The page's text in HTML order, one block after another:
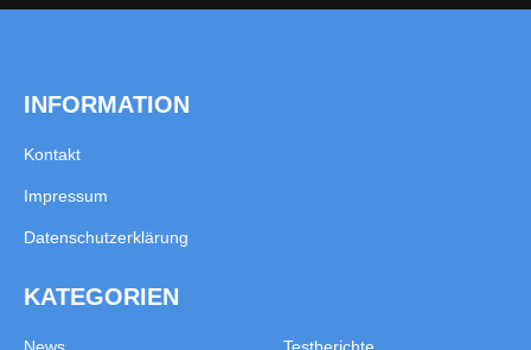
INFORMATION
Kontakt
Impressum
Datenschutzerklärung
KATEGORIEN